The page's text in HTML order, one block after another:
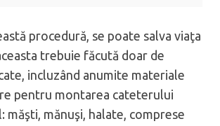
procedură, se poate salva viaţa
trebuie făcută doar de
incluzând anumite materiale
pentru montarea cateterului
măşti, mănuşi, halate, comprese